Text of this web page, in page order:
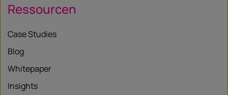
Ressourcen
Case Studies
Blog
Whitepaper
Insights